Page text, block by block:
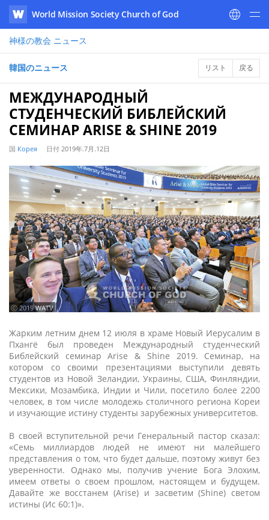
WATV
World Mission Society Church of God
神様の教会 ニュース
韓国のニュース リスト 戻る
МЕЖДУНАРОДНЫЙ
СТУДЕНЧЕСКИЙ БИБЛЕЙСКИЙ
СЕМИНАР ARISE & SHINE 2019
国 Корея 日付 2019年.7月.12日
ⓒ 2019 WATV
Жарким летним днем 12 июля в храме Новый Иерусалим в
Пхангё был проведен Международный студенческий
Библейский семинар Arise & Shine 2019. Семинар, на
котором со своими презентациями выступили девять
студентов из Новой Зеландии, Украины, США, Финляндии,
Мексики, Мозамбика, Индии и Чили, посетило более 2200
человек, в том числе молодежь столичного региона Кореи
и изучающие истину студенты зарубежных университетов.
В своей вступительной речи Генеральный пастор сказал:
«Семь миллиардов людей не имеют ни малейшего
представления о том, что будет дальше, поэтому живут без
уверенности. Однако мы, получив учение Бога Элохим,
имеем ответы о своем прошлом, настоящем и будущем.
Давайте же восстанем (Arise) и засветим (Shine) светом
истины (Ис 60:1)».